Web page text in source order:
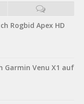
Rogbid Apex HD
Garmin Venu X1 auf